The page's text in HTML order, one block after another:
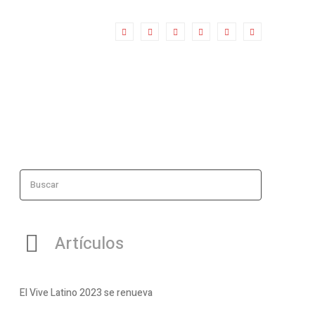
Buscar
Artículos
El Vive Latino 2023 se renueva